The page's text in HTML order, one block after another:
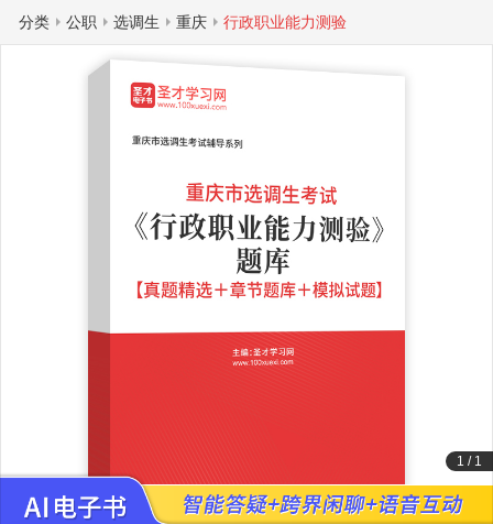
分类 公职 选调生 重庆 行政职业能力测验
1 / 1